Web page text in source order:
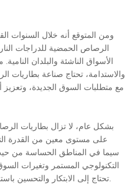
ومن المتوقع أنه خلال السنوات
الرصاص الحمضية للدراجات
الأسواق الناشئة والبلدان النامية.
والاستدامة، تحتاج صناعة بطاريات
مع متطلبات السوق الجديدة، وتعزيز
بشكل عام، لا تزال بطاريات
على مستوى معين من القدرة
سيما في المناطق الحساسة من حيث
التكنولوجي المستمر وتغيرات
تحتاج إلى الابتكار والتحسين باستمرار للحفاظ على مكانتها في السوق.